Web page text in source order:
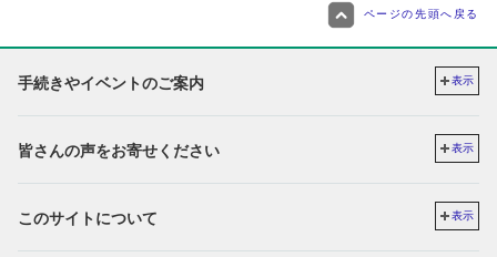
ページの先頭へ戻る
手続きやイベントのご案内 表示
皆さんの声をお寄せください 表示
このサイトについて 表示